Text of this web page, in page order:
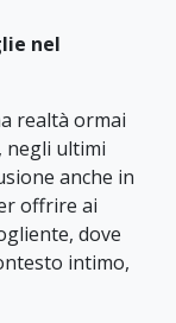
nel
realtà ormai
negli ultimi
anche in
offrire ai
dove
intimo,